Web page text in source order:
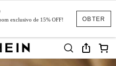
OBTER
exclusivo de 15% OFF!